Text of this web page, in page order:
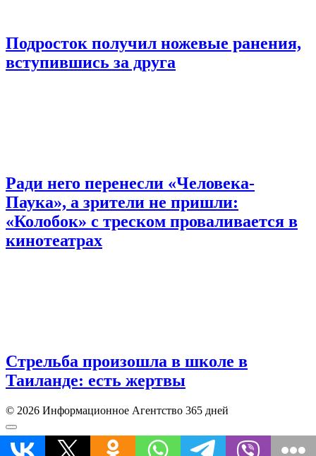
Подросток получил ножевые ранения,
вступившись за друга
Ради него перенесли «Человека-
Паука», а зрители не пришли:
«Колобок» с треском проваливается в
кинотеатрах
Стрельба произошла в школе в
Таиланде: есть жертвы
© 2026 Информационное Агентство 365 дней